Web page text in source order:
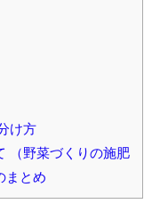
け方
（野菜づくりの施肥
まとめ